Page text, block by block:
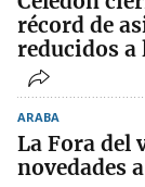
récord de
reducidos a
ARABA
La Fora del
novedades